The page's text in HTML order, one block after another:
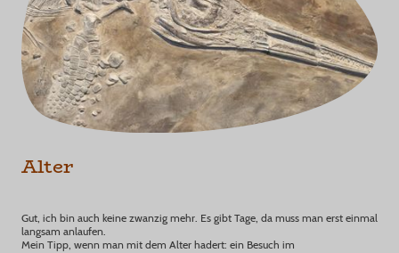
Alter
Gut, ich bin auch keine zwanzig mehr. Es gibt Tage, da muss man erst einmal
langsam anlaufen.
Mein Tipp, wenn man mit dem Alter hadert: ein Besuch im